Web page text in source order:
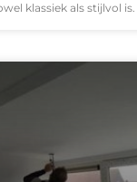
klassiek als stijlvol is.